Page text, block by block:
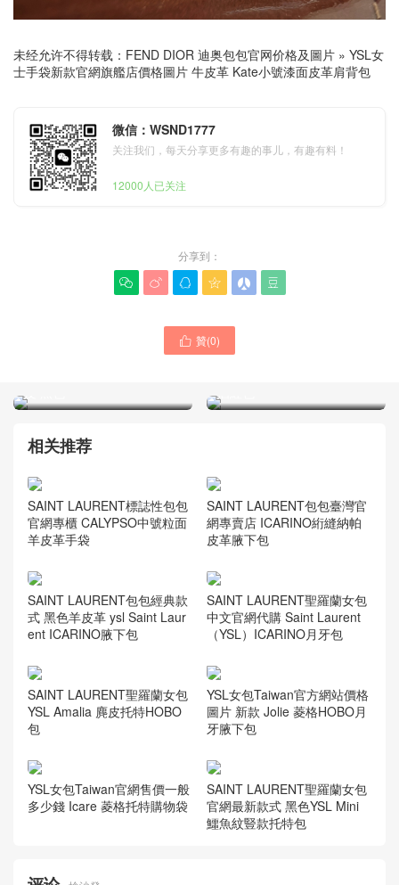
未经允许不得转载： FEND DIOR 迪奥包包官网价格及圖片 » YSL女
士手袋新款官網旗艦店價格圖片 牛皮革 Kate小號漆面皮革肩背包
微信：WSND1777
关注我们，每天分享更多有趣的事儿，有趣有料！
12000人已关注
分享到：
     
 贊(0)
YSL包包2025最新款專櫃大
皮 黑色
YSL包包如何鑒別真假 新款
相关推荐
SAINT LAURENT標誌性包包
官網專櫃 CALYPSO中號粒面
羊皮革手袋
SAINT LAURENT包包臺灣官
網專賣店 ICARINO絎縫納帕
皮革腋下包
SAINT LAURENT包包經典款
式 黑色羊皮革 ysl Saint Laur
ent ICARINO腋下包
SAINT LAURENT聖羅蘭女包
中文官網代購 Saint Laurent
（YSL）ICARINO月牙包
SAINT LAURENT聖羅蘭女包
YSL Amalia 麂皮托特HOBO
包
YSL女包Taiwan官方網站價格
圖片 新款 Jolie 菱格HOBO月
牙腋下包
YSL女包Taiwan官網售價一般
多少錢 Icare 菱格托特購物袋
SAINT LAURENT聖羅蘭女包
官網最新款式 黑色YSL Mini
鱷魚紋豎款托特包